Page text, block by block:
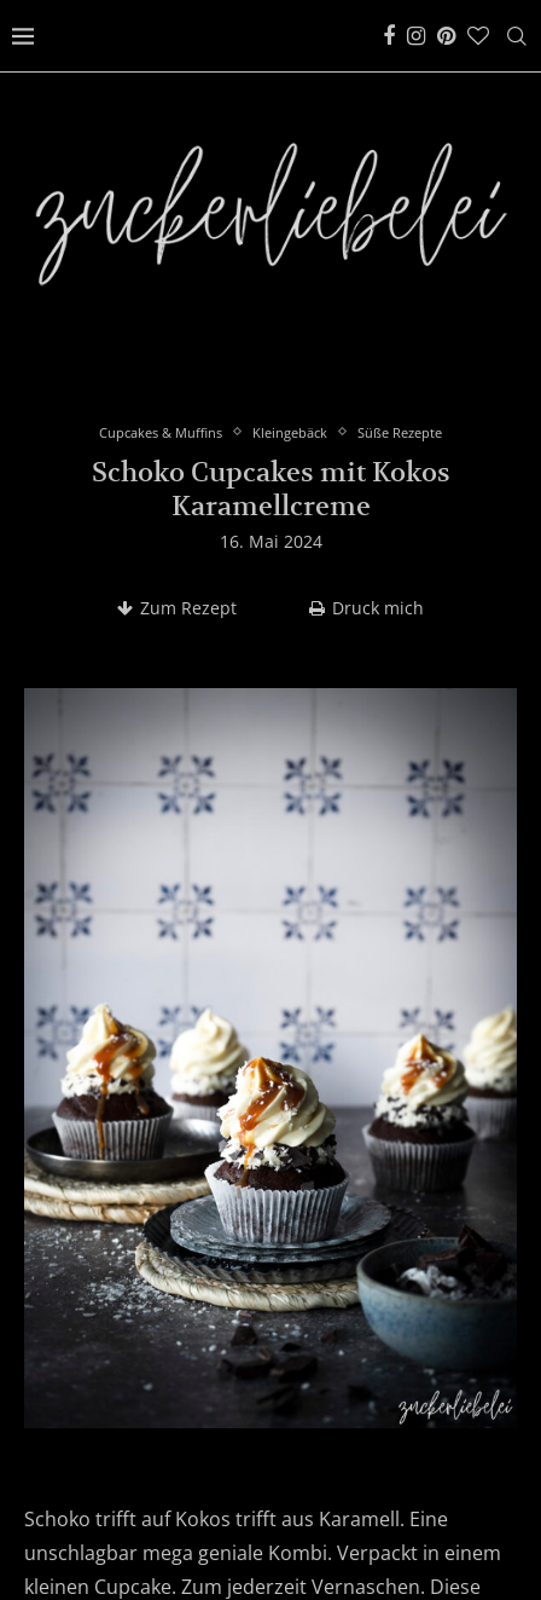
Cupcakes & Muffins Kleingebäck Süße Rezepte
Schoko Cupcakes mit Kokos
Karamellcreme
16. Mai 2024
Zum Rezept Druck mich
Schoko trifft auf Kokos trifft aus Karamell. Eine
unschlagbar mega geniale Kombi. Verpackt in einem
kleinen Cupcake. Zum jederzeit Vernaschen. Diese